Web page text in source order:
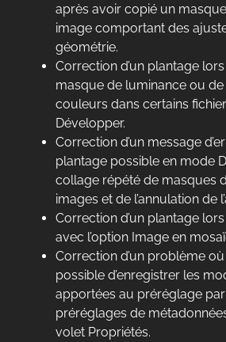
après avoir copié un masque
image comportant des
géométrie.
Correction d’un plantage
masque de luminance ou
couleurs dans certains
Développer.
Correction d’un message
plantage possible en mode
collage répété de masques
images et de l’annulation de
Correction d’un plantage
avec l’option Image en
Correction d’un problème
possible d’enregistrer les
apportées au préréglage
préréglages de
volet Propriétés.